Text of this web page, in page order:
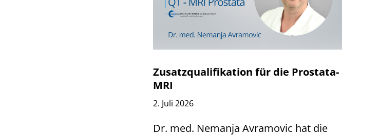
Zusatzqualifikation für die Prostata-
MRI
2. Juli 2026
Dr. med. Nemanja Avramovic hat die